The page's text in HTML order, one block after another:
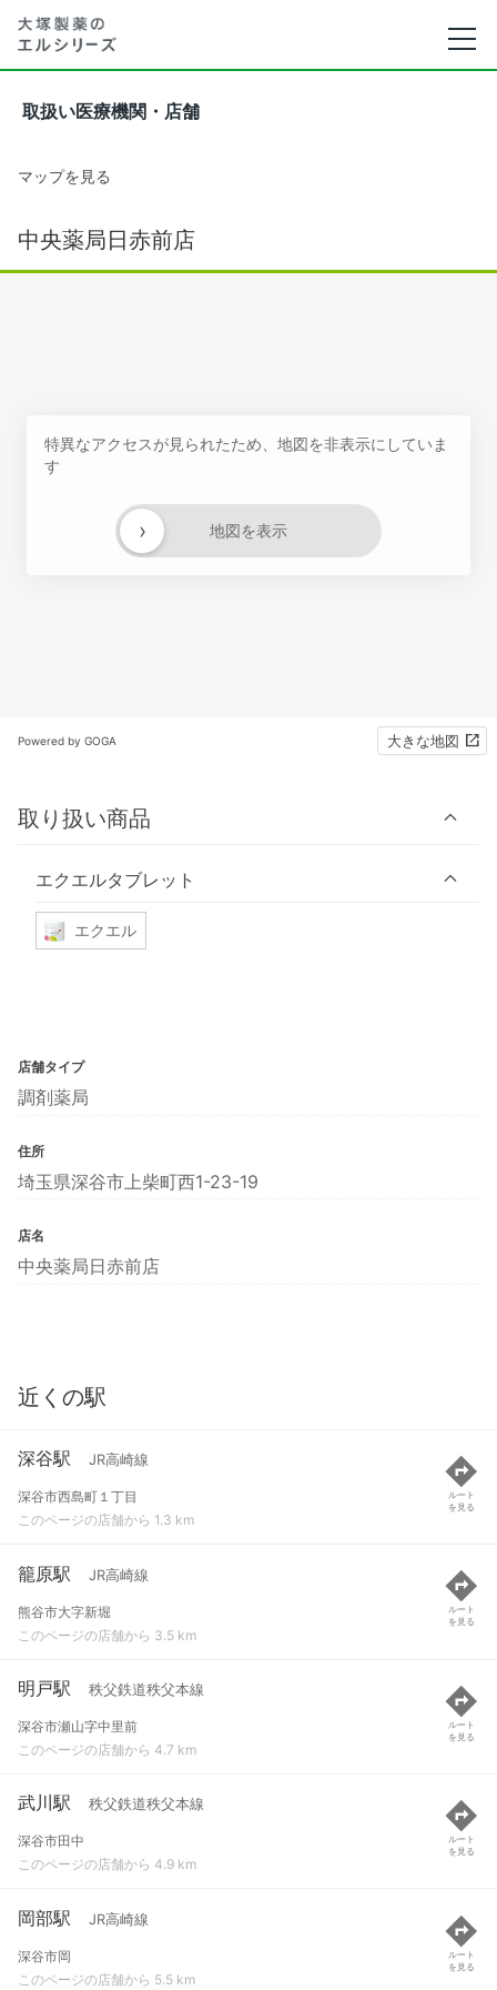
取扱い医療機関・店舗
マップを見る
中央薬局日赤前店
特異なアクセスが見られたため、地図を非表示にしていま
す
地図を表示
›
Powered by GOGA 大きな地図
取り扱い商品
エクエルタブレット
エクエル
店舗タイプ
調剤薬局
住所
埼玉県深谷市上柴町西1-23-19
店名
中央薬局日赤前店
近くの駅
深谷駅 JR高崎線
深谷市西島町１丁目
このページの店舗から 1.3 km
ルート
を見る
籠原駅 JR高崎線
熊谷市大字新堀
このページの店舗から 3.5 km
ルート
を見る
明戸駅 秩父鉄道秩父本線
深谷市瀬山字中里前
このページの店舗から 4.7 km
ルート
を見る
武川駅 秩父鉄道秩父本線
深谷市田中
このページの店舗から 4.9 km
ルート
を見る
岡部駅 JR高崎線
深谷市岡
このページの店舗から 5.5 km
ルート
を見る